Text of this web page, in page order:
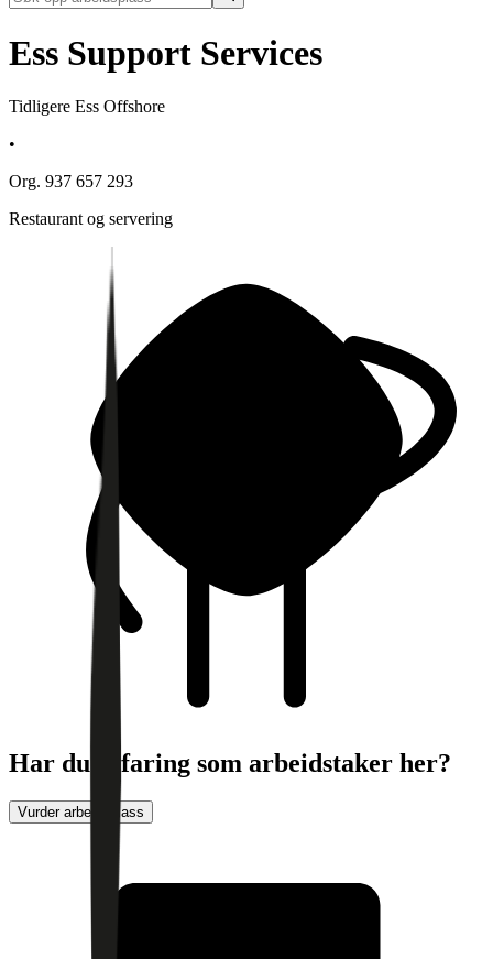
Ess Support Services
Tidligere Ess Offshore
•
Org. 937 657 293
Restaurant og servering
Har du erfaring som arbeidstaker her?
Vurder arbeidsplass